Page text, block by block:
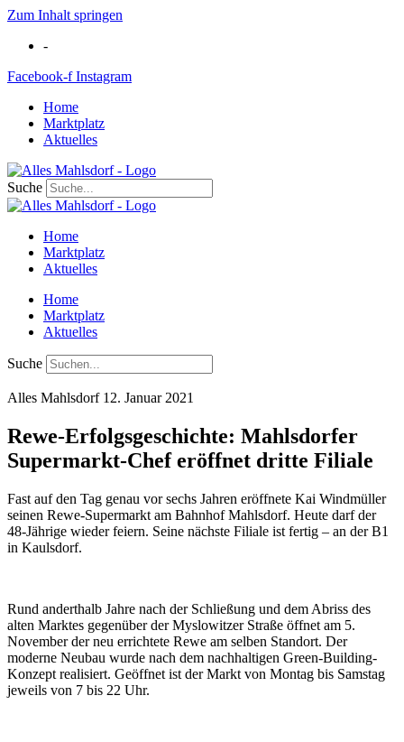
Zum Inhalt springen
-
Facebook-f Instagram
Home
Marktplatz
Aktuelles
Suche
Home
Marktplatz
Aktuelles
Home
Marktplatz
Aktuelles
Suche
Alles Mahlsdorf 12. Januar 2021
Rewe-Erfolgsgeschichte: Mahlsdorfer
Supermarkt-Chef eröffnet dritte Filiale
Fast auf den Tag genau vor sechs Jahren eröffnete Kai Windmüller
seinen Rewe-Supermarkt am Bahnhof Mahlsdorf. Heute darf der
48-Jährige wieder feiern. Seine nächste Filiale ist fertig – an der B1
in Kaulsdorf.
Rund anderthalb Jahre nach der Schließung und dem Abriss des
alten Marktes gegenüber der Myslowitzer Straße öffnet am 5.
November der neu errichtete Rewe am selben Standort. Der
moderne Neubau wurde nach dem nachhaltigen Green-Building-
Konzept realisiert. Geöffnet ist der Markt von Montag bis Samstag
jeweils von 7 bis 22 Uhr.